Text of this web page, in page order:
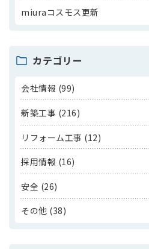
miuraコスモス更新
カテゴリー
会社情報 (99)
新築工事 (216)
リフォーム工事 (12)
採用情報 (16)
安全 (26)
その他 (38)